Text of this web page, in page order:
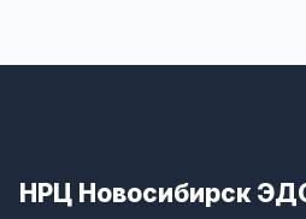
НРЦ Новосибирск